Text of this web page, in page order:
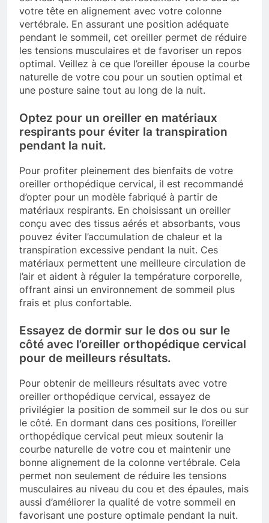
votre tête en alignement avec votre colonne
vertébrale. En assurant une position adéquate
pendant le sommeil, cet oreiller permet de réduire
les tensions musculaires et de favoriser un repos
optimal. Veillez à ce que l’oreiller épouse la courbe
naturelle de votre cou pour un soutien optimal et
une posture saine tout au long de la nuit.
Optez pour un oreiller en matériaux
respirants pour éviter la transpiration
pendant la nuit.
Pour profiter pleinement des bienfaits de votre
oreiller orthopédique cervical, il est recommandé
d’opter pour un modèle fabriqué à partir de
matériaux respirants. En choisissant un oreiller
conçu avec des tissus aérés et absorbants, vous
pouvez éviter l’accumulation de chaleur et la
transpiration excessive pendant la nuit. Ces
matériaux permettent une meilleure circulation de
l’air et aident à réguler la température corporelle,
offrant ainsi un environnement de sommeil plus
frais et plus confortable.
Essayez de dormir sur le dos ou sur le
côté avec l’oreiller orthopédique cervical
pour de meilleurs résultats.
Pour obtenir de meilleurs résultats avec votre
oreiller orthopédique cervical, essayez de
privilégier la position de sommeil sur le dos ou sur
le côté. En dormant dans ces positions, l’oreiller
orthopédique cervical peut mieux soutenir la
courbe naturelle de votre cou et maintenir une
bonne alignement de la colonne vertébrale. Cela
permet non seulement de réduire les tensions
musculaires au niveau du cou et des épaules, mais
aussi d’améliorer la qualité de votre sommeil en
favorisant une posture optimale pendant la nuit.